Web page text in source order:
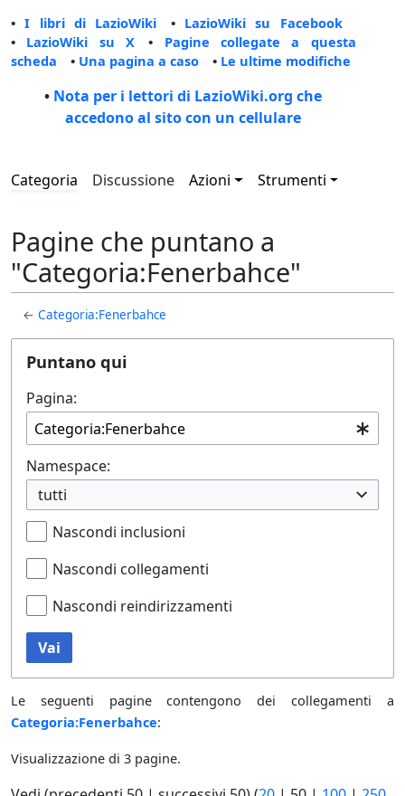
•I libri di LazioWiki • LazioWiki su Facebook
• LazioWiki su X • Pagine collegate a questa
scheda • Una pagina a caso • Le ultime modifiche
• Nota per i lettori di LazioWiki.org che
accedono al sito con un cellulare
Categoria Discussione Azioni Strumenti
Pagine che puntano a
"Categoria:Fenerbahce"
←Categoria:Fenerbahce
Puntano qui
Pagina:
Namespace:
tutti
Nascondi inclusioni
Nascondi collegamenti
Nascondi reindirizzamenti
Vai
Le seguenti pagine contengono dei collegamenti a
Categoria:Fenerbahce:
Visualizzazione di 3 pagine.